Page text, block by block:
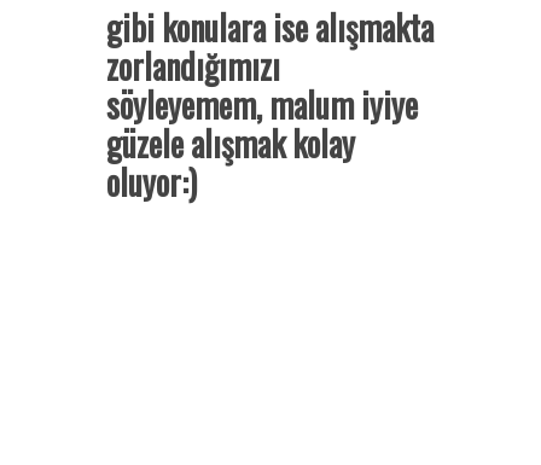
gibi konulara ise alışmakta
zorlandığımızı
söyleyemem, malum iyiye
güzele alışmak kolay
oluyor:)